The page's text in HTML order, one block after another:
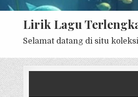
Lirik Lagu
Selamat datang di situ